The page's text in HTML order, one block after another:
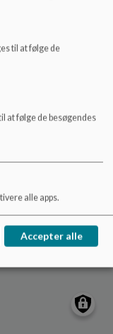
til at følge de
at følge de besøgendes
alle apps.
Accepter alle